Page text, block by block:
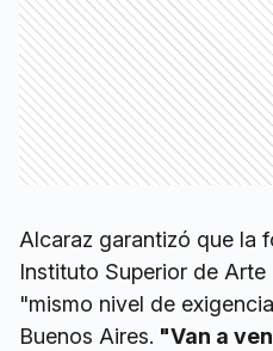
Alcaraz garantizó que la
Instituto Superior de
"mismo nivel de
Buenos Aires. "Van a